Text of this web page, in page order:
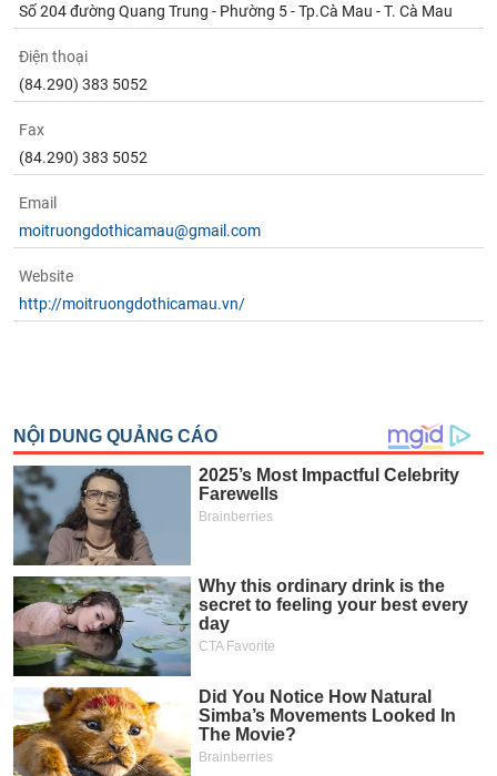
Số 204 đường Quang Trung - Phường 5 - Tp.Cà Mau - T. Cà Mau
Điện thoại
(84.290) 383 5052
Fax
(84.290) 383 5052
Email
moitruongdothicamau@gmail.com
Website
http://moitruongdothicamau.vn/